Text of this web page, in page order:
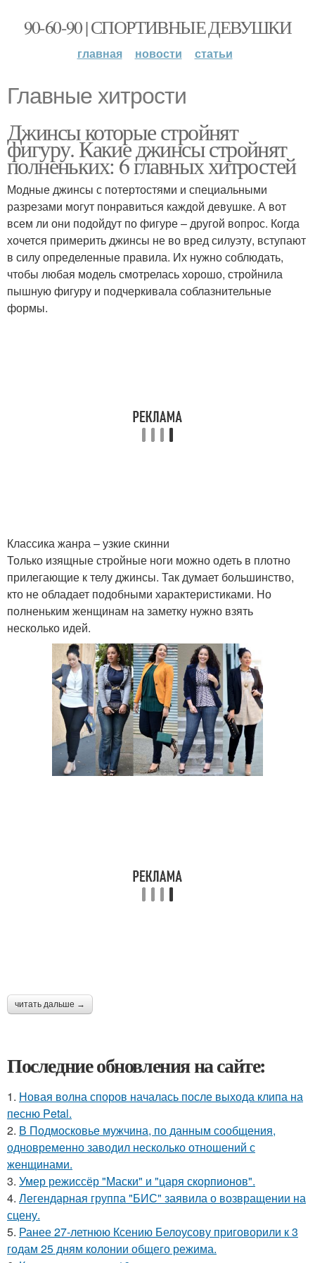
90-60-90 | СПОРТИВНЫЕ ДЕВУШКИ
главная новости статьи
Главные хитрости
Джинсы которые стройнят
фигуру. Какие джинсы стройнят
полненьких: 6 главных хитростей
Модные джинсы с потертостями и специальными
разрезами могут понравиться каждой девушке. А вот
всем ли они подойдут по фигуре – другой вопрос. Когда
хочется примерить джинсы не во вред силуэту, вступают
в силу определенные правила. Их нужно соблюдать,
чтобы любая модель смотрелась хорошо, стройнила
пышную фигуру и подчеркивала соблазнительные
формы.
Классика жанра – узкие скинни
Только изящные стройные ноги можно одеть в плотно
прилегающие к телу джинсы. Так думает большинство,
кто не обладает подобными характеристиками. Но
полненьким женщинам на заметку нужно взять
несколько идей.
читать дальше →
Последние обновления на сайте:
1. Новая волна споров началась после выхода клипа на
песню Petal.
2. В Подмосковье мужчина, по данным сообщения,
одновременно заводил несколько отношений с
женщинами.
3. Умер режиссёр "Маски" и "царя скорпионов".
4. Легендарная группа "БИС" заявила о возвращении на
сцену.
5. Ранее 27-летнюю Ксению Белоусову приговорили к 3
годам 25 дням колонии общего режима.